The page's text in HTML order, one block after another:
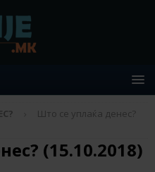
Што се уплаќа денес?
(15.10.2018)